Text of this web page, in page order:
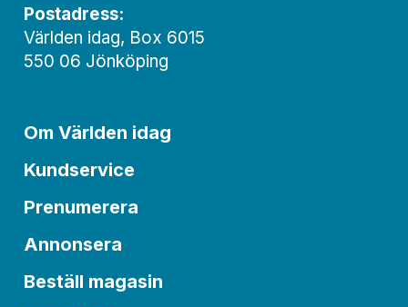
Postadress:
Världen idag, Box 6015
550 06 Jönköping
Om Världen idag
Kundservice
Prenumerera
Annonsera
Beställ magasin